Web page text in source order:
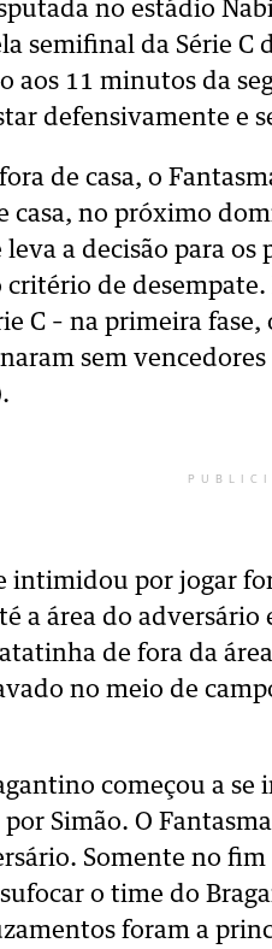
no estádio
semifinal da Série C
aos 11 minutos da
defensivamente e
de casa, o
casa, no próximo
a decisão para
de
C – na primeira
sem vencedores
intimidou por jogar
a área do
de fora da
no meio de
começou a
Simão. O
Somente no
o time do
foram a